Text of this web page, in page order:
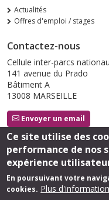
Actualités
Offres d'emploi / stages
Contactez-nous
Cellule inter-parcs
141 avenue du Prado
Bâtiment A
13008 MARSEILLE
Envoyer un email
Suivez-nous
Ce site utilise des
performance de nos
expérience
En poursuivant votre
cookies. Plus